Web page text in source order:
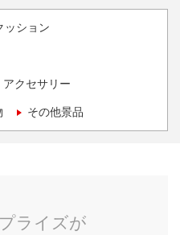
ッション
クセサリー
その他景品